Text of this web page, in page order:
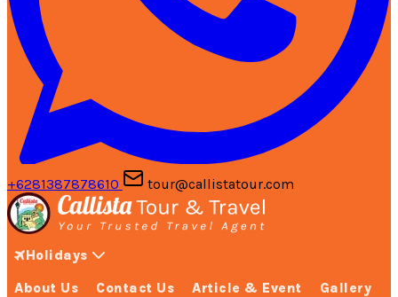
+6281387878610 tour@callistatour.com
Holidays
About Us Contact Us Article & Event Gallery